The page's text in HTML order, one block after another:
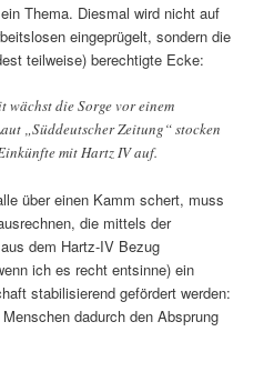
Thema. Diesmal wird nicht auf
eingeprügelt, sondern die
teilweise) berechtigte Ecke:
wächst die Sorge vor einem
„Süddeutscher Zeitung“ stocken
mit Hartz IV auf.
über einen Kamm schert, muss
die mittels der
dem Hartz-IV Bezug
ich es recht entsinne) ein
stabilisierend gefördert werden:
dadurch den Absprung